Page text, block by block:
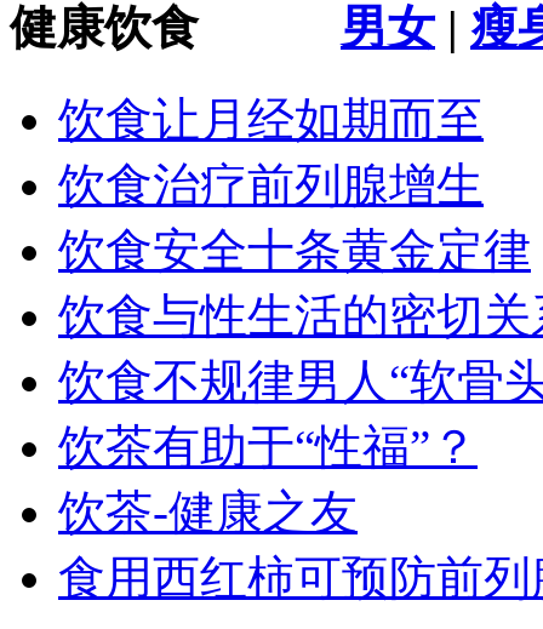
健康饮食 男女 | 瘦
饮食让月经如期而至
饮食治疗前列腺增生
饮食安全十条黄金定律
饮食与性生活的密切关
饮食不规律男人“软骨
饮茶有助于“性福”？
饮茶-健康之友
食用西红柿可预防前列